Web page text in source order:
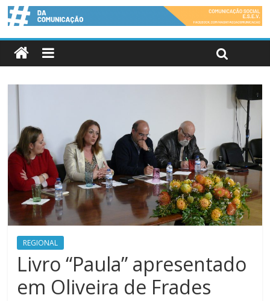
REGIONAL
Livro “Paula” apresentado
em Oliveira de Frades